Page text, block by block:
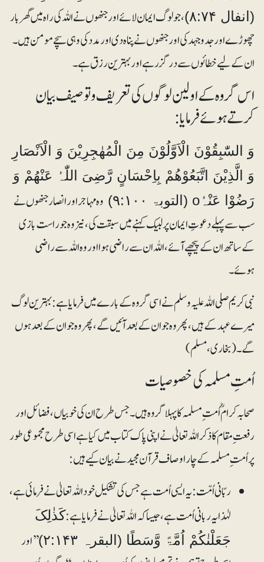
(انفال ۸:۷۴)
، جو لوگ ایمان لائے اور جنھوں نے اللہ کی راہ میں گھربار
چھوڑے اور جدوجہد کی اور جنھوں نے پناہ دی اور مدد کی وہی سچے مومن ہیں۔
ان کے لیے خطائوں سے درگزر ہے اور بہترین رزق ہے۔
اس گروہ کے اولین لوگوں کی تعریف و توصیف بیان
کرتے ہوئے فرمایا:
وَ السّٰبِقُوْنَ الْاَوَّلُوْنَ مِنَ الْمُھٰجِرِیْنَ وَ الْاَنْصَارِ
وَ الَّذِیْنَ اتَّبَعُوْھُمْ بِاِحْسَانٍ رَّضِیَ اللّٰہُ عَنْھُمْ وَ
رَضُوْا عَنْہُo (التوبۃ ۹:۱۰۰)
وہ مہاجر اور انصار جنھوں نے
سب سے پہلے دعوتِ ایمان پر لبیک کہنے میں سبقت کی، نیز وہ جو راست بازی
کے ساتھ ان کے پیچھے آئے، اللہ ان سے راضی ہوا اور وہ اللہ سے راضی
ہوئے۔
نبی کریم صلی اللہ علیہ وسلم نے اسی گروہ کے بارے میں فرمایا ہے: بہترین لوگ
میرے عہد کے ہیں، پھر وہ جو ان کے بعد آئیں گے، پھر وہ جو ان کے بعد ہوں
گے۔ (بخاری، مسلم)
اُمتِ مسلمہ کی خصوصیات
صحابہ کرامؓ اُمت ِمسلمہ کا پہلا گروہ ہیں۔ جس طرح ان کی خوبیاں، فضائل اور
رفعتِ مقام کا ذکر اللہ تعالیٰ نے اپنی پاک کتاب میں کیا ہے اسی طرح مجموعی طور
پر اُمت ِمسلمہ کے چار اوصاف قرآن مجید نے بیان کیے ہیں:
ربّانی اُمّت: یہ ایسی اُمت ہے جس کی تشکیل خود اللہ تعالیٰ نے فرمائی ہے،
لہٰذا یہ ربانی اُمت ہے، جیساکہ اللہ تعالیٰ نے فرمایا ہے:کَذٰلِکَ
جَعَلْنٰکُمْ اُمَّۃً وَّسَطًا (البقرہ ۲:۱۴۳)
’’اور